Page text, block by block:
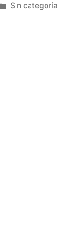
Publicada
Sin categoría